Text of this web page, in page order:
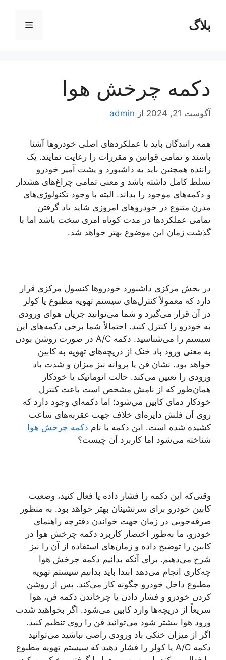
محتوابلاگ فهرست
دکمه چرخش هوا
آگوست 21, 2024 از admin
همه رانندگان باید با عملکردهای اصلی خودروها آشنا
باشند و تمامی قوانین و مقررات را رعایت نمایند. یک
راننده همچنین باید به داشبورد و پشت آمپر خودرو
تسلط کامل داشته باشد و معنی تمامی چراغ‌های هشدار
و دکمه‌های موجود را بداند. البته با وجود تکنولوژی‌های
مدرن متنوع در خودروهای امروزی شاید یاد گرفتن
تمامی عملکردها در مدت کوتاه امری سخت باشد اما با
گذشت زمان این موضوع بهتر خواهد شد.
در بخش مرکزی داشبورد خودروها کنسول مرکزی قرار
دارد که معمولاً کنترل‌های سیستم تهویه مطبوع یا کولر
در آن قرار می‌گیرد و شما می‌توانید جریان هوای ورودی
به خودرو را کنترل کنید. احتمالاً شما برخی دکمه‌های این
سیستم را می‌شناسید. دکمه A/C در صورت روشن بودن
به معنی ورود باد خنک از دریچه‌های تهویه به کابین
خواهد بود. نشان فن یا پروانه نیز میزان و شدت باد
ورودی را تعیین می‌کند. حالت اتوماتیک یا خودکار
همان‌طور که از نامش مشخص است باعث کنترل
خودکار دمای کابین می‌شود؛ اما دکمه‌ای وجود دارد که
روی آن فلش دایره‌ای خلاف جهت عقربه‌های ساعت
کشیده شده است. این دکمه با نام دکمه چرخش هوا
شناخته می‌شود اما کاربرد آن چیست؟
وقتی‌که این دکمه را فشار داده یا فعال کنید، وضعیت
کابین خودرو برای سرنشینان بهتر خواهد بود. به منظور
صرفه‌جویی در زمان جهت خواندن دفترچه راهنمای
خودرو، ما به‌طور اختصار کاربرد دکمه چرخش هوا در
کابین را توضیح داده و زمان‌های استفاده از آن را نیز
شرح می‌دهیم. برای آنکه بدانیم دکمه چرخش هوا
چه‌کاری انجام می‌دهد ابتدا باید بدانیم سیستم تهویه
مطبوع داخل خودرو چگونه کار می‌کند. پس از روشن
کردن خودرو و فشار دادن یا چرخاندن دکمه فن، هوا
سریعاً از دریچه‌ها وارد کابین می‌شود. اگر بخواهید شدت
ورود هوا بیشتر شود می‌توانید فن را روی تنظیم کنید.
اگر از میزان خنکی باد ورودی راضی نباشید می‌توانید
دکمه A/C یا کولر را فشار دهید که سیستم تهویه مطبوع